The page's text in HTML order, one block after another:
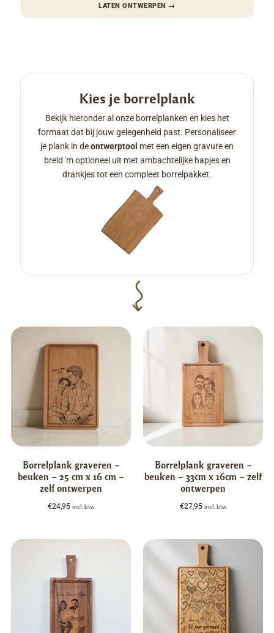
LATEN ONTWERPEN →
Kies je borrelplank
Bekijk hieronder al onze borrelplanken en kies het
formaat dat bij jouw gelegenheid past. Personaliseer
je plank in deontwerptool met een eigen gravure en
breid 'm optioneel uit met ambachtelijke hapjes en
drankjes tot een compleet borrelpakket.
Borrelplank graveren –
beuken – 25 cm x 16 cm –
zelf ontwerpen
€24,95 incl. btw
Borrelplank graveren –
beuken – 33cm x 16cm – zelf
ontwerpen
€27,95 incl. btw